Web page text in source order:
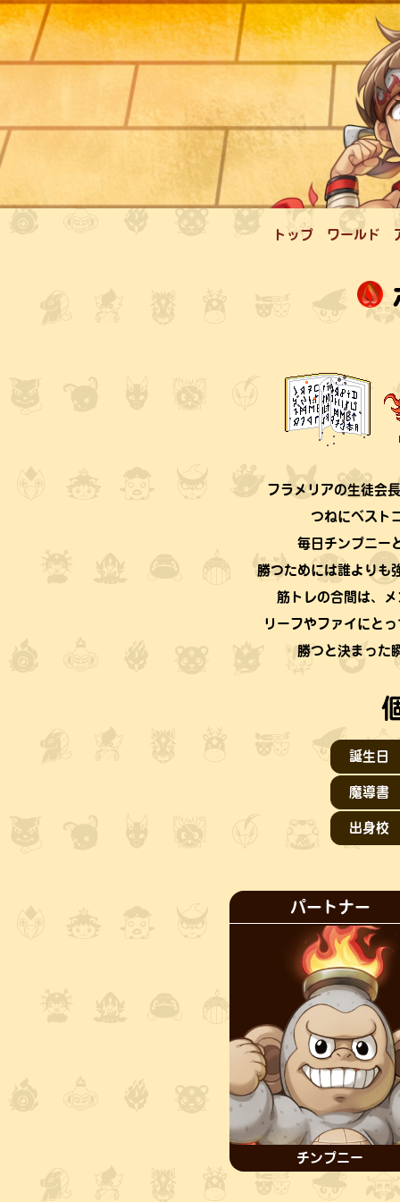
トップ ワールド
フラメリアの生徒会
つねにベスト
毎日チンプニー
勝つためには誰よりも
筋トレの合間は、
リーフやファイにと
勝つと決まった
誕生日
魔導書
出身校
パートナー
チンプニー